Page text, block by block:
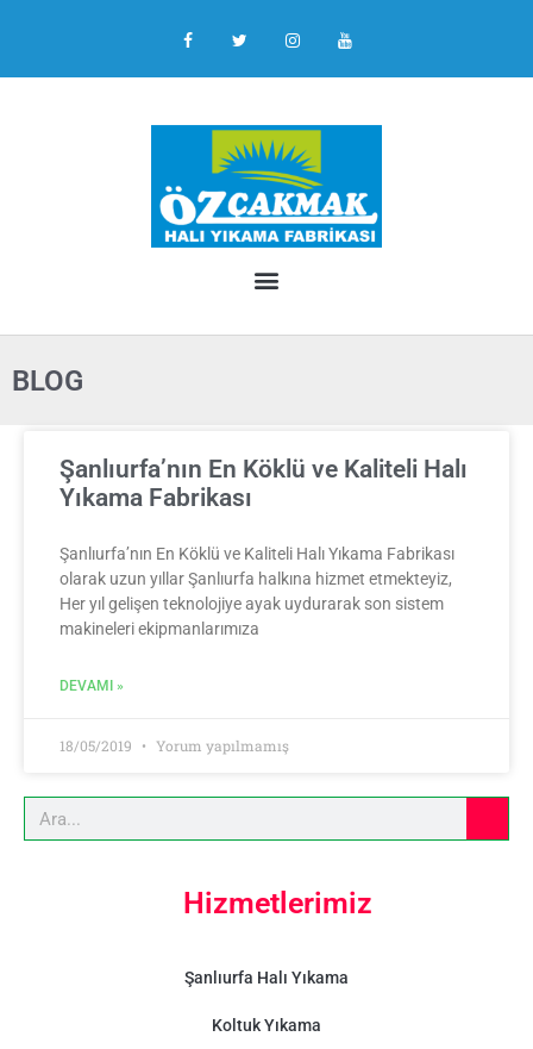
BLOG
Şanlıurfa’nın En Köklü ve Kaliteli Halı
Yıkama Fabrikası
Şanlıurfa’nın En Köklü ve Kaliteli Halı Yıkama Fabrikası
olarak uzun yıllar Şanlıurfa halkına hizmet etmekteyiz,
Her yıl gelişen teknolojiye ayak uydurarak son sistem
makineleri ekipmanlarımıza
DEVAMI »
18/05/2019 Yorum yapılmamış
Hizmetlerimiz
Şanlıurfa Halı Yıkama
Koltuk Yıkama